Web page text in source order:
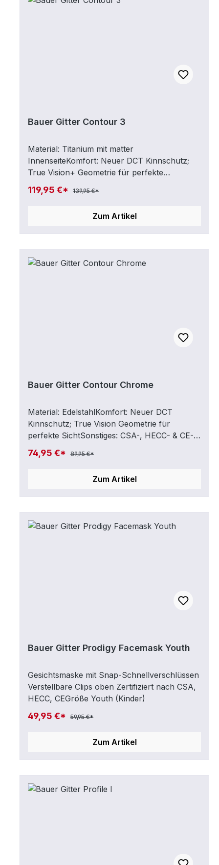
Bauer Gitter Contour 3
Material: Titanium mit matter
InnenseiteKomfort: Neuer DCT Kinnschutz;
True Vision+ Geometrie für perfekte
SichtSonstiges: CSA-, HECC- & CE-zertifiziert
119,95 €* 139,95 €*
Zum Artikel
Bauer Gitter Contour Chrome
Material: EdelstahlKomfort: Neuer DCT
Kinnschutz; True Vision Geometrie für
perfekte SichtSonstiges: CSA-, HECC- & CE-
zertifiziert
74,95 €* 89,95 €*
Zum Artikel
Bauer Gitter Prodigy Facemask Youth
Gesichtsmaske mit Snap-Schnellverschlüssen
Verstellbare Clips oben Zertifiziert nach CSA,
HECC, CEGröße Youth (Kinder)
49,95 €* 59,95 €*
Zum Artikel